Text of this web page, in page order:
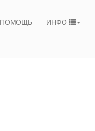
ПОМОЩЬ ИНФО